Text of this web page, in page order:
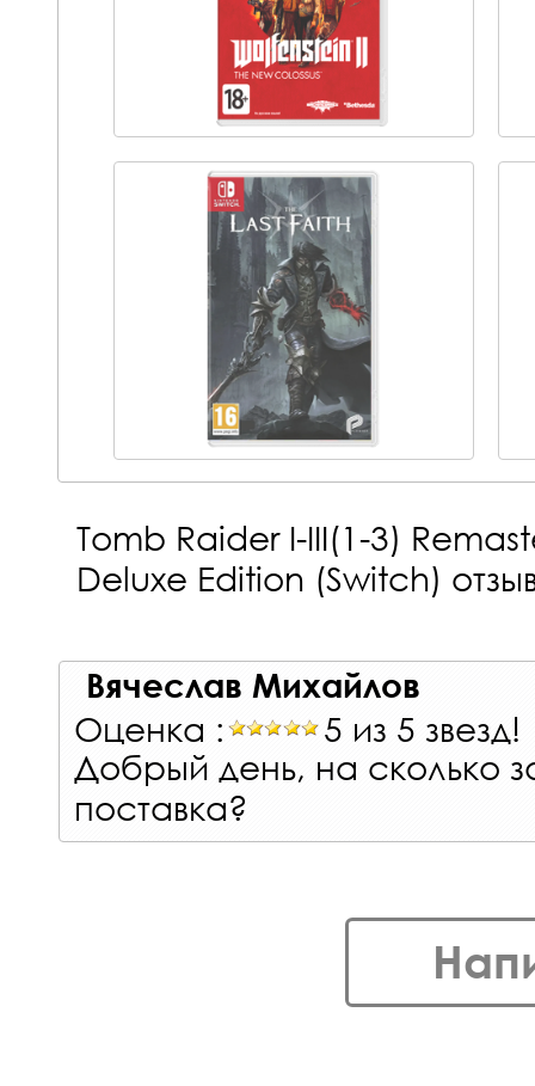
Tomb Raider I-III(1-3)
Deluxe Edition (Switch)
Вячеслав Михайлов
Оценка :
5 из 5 звезд!
Добрый день, на сколько
поставка?